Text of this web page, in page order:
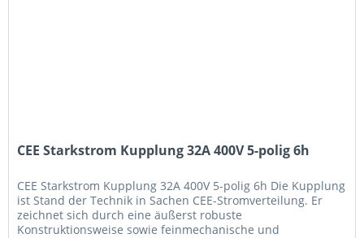
CEE Starkstrom Kupplung 32A 400V 5-polig 6h
CEE Starkstrom Kupplung 32A 400V 5-polig 6h Die Kupplung
ist Stand der Technik in Sachen CEE-Stromverteilung. Er
zeichnet sich durch eine äußerst robuste
Konstruktionsweise sowie feinmechanische und